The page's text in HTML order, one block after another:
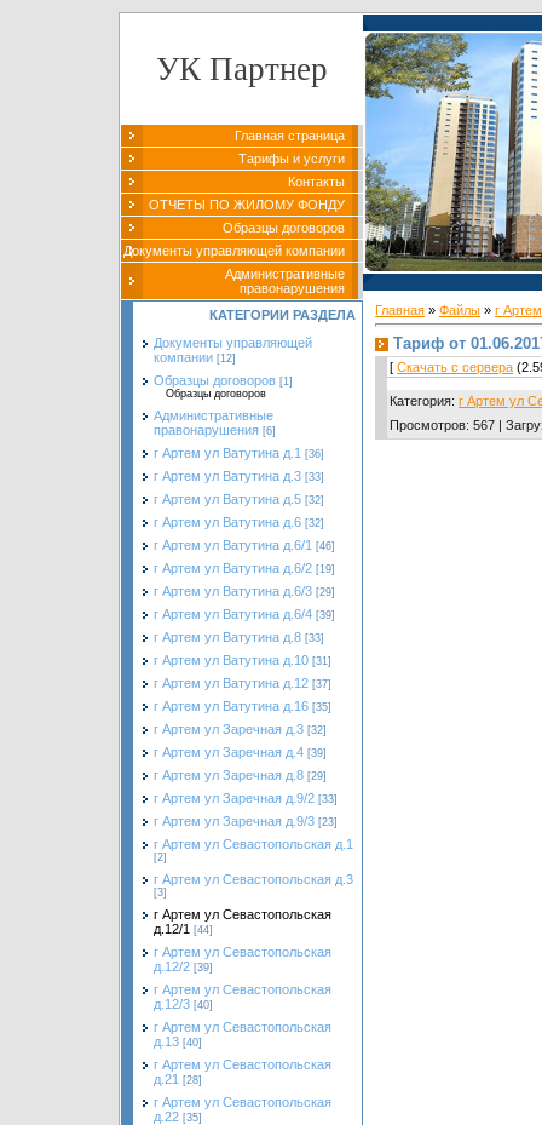
УК Партнер
Главная страница
Тарифы и услуги
Контакты
ОТЧЕТЫ ПО ЖИЛОМУ ФОНДУ
Образцы договоров
Документы управляющей компании
Административные
правонарушения
КАТЕГОРИИ РАЗДЕЛА
Документы управляющей
компании [12]
Образцы договоров [1]
Образцы договоров
Административные
правонарушения [6]
г Артем ул Ватутина д.1 [36]
г Артем ул Ватутина д.3 [33]
г Артем ул Ватутина д.5 [32]
г Артем ул Ватутина д.6 [32]
г Артем ул Ватутина д.6/1 [46]
г Артем ул Ватутина д.6/2 [19]
г Артем ул Ватутина д.6/3 [29]
г Артем ул Ватутина д.6/4 [39]
г Артем ул Ватутина д.8 [33]
г Артем ул Ватутина д.10 [31]
г Артем ул Ватутина д.12 [37]
г Артем ул Ватутина д.16 [35]
г Артем ул Заречная д.3 [32]
г Артем ул Заречная д.4 [39]
г Артем ул Заречная д.8 [29]
г Артем ул Заречная д.9/2 [33]
г Артем ул Заречная д.9/3 [23]
г Артем ул Севастопольская д.1
[2]
г Артем ул Севастопольская д.3
[3]
г Артем ул Севастопольская
д.12/1 [44]
г Артем ул Севастопольская
д.12/2 [39]
г Артем ул Севастопольская
д.12/3 [40]
г Артем ул Севастопольская
д.13 [40]
г Артем ул Севастопольская
д.21 [28]
г Артем ул Севастопольская
д.22 [35]
Главная » Файлы » г
Тариф от
[ Скачать с сервера
Категория: г Артем ул
Просмотров: 567 |